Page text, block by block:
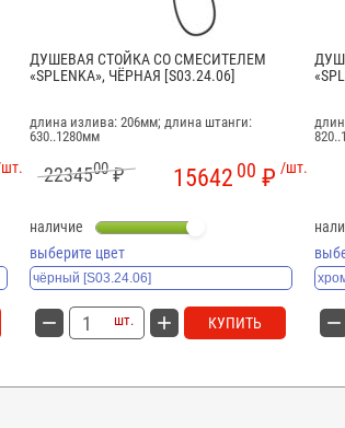
ДУШЕВАЯ СТОЙКА СО СМЕСИТЕЛЕМ
«SPLENKA», ЧЁРНАЯ [S03.24.06]
длина излива: 206мм; длина штанги:
630..1280мм
2234500₽ /шт.
15642 00 ₽
наличие
выберите цвет
шт. КУПИТЬ